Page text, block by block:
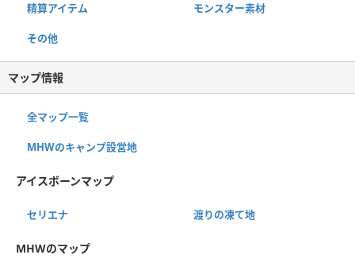
精算アイテム モンスター素材
その他
マップ情報
全マップ一覧
MHWのキャンプ設営地
アイスボーンマップ
セリエナ 渡りの凍て地
MHWのマップ